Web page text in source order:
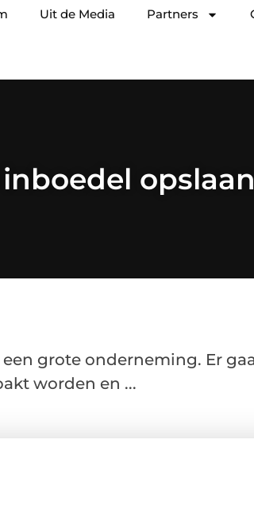
Uit de Media Partners
grote onderneming. Er
worden en ...